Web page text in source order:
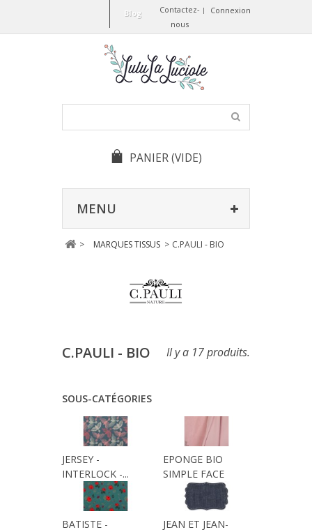
Connexion
Contactez-
nous
Blog
PANIER(VIDE)
MENU
> MARQUES TISSUS > C.PAULI - BIO
C.PAULI - BIO Il y a 17 produits.
SOUS-CATÉGORIES
JERSEY -
INTERLOCK -...
EPONGE BIO
SIMPLE FACE
BATISTE -
JEAN ET JEAN-